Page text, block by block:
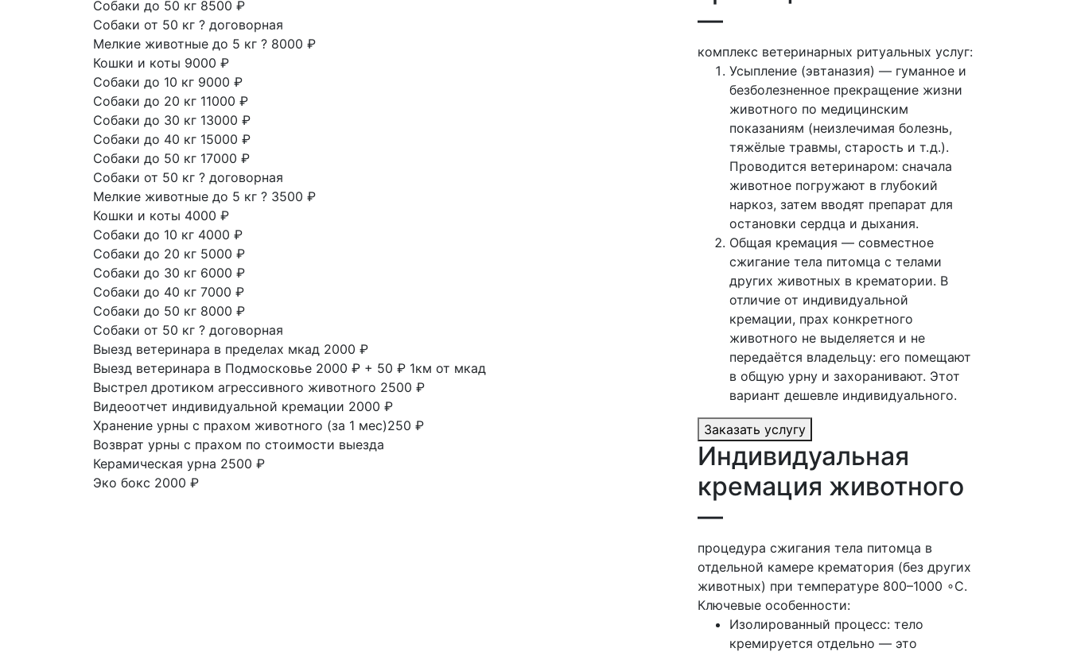
Собаки до 50 кг 8500 ₽
Собаки от 50 кг ? договорная
Мелкие животные до 5 кг ? 8000 ₽
Кошки и коты 9000 ₽
Собаки до 10 кг 9000 ₽
Собаки до 20 кг 11000 ₽
Собаки до 30 кг 13000 ₽
Собаки до 40 кг 15000 ₽
Собаки до 50 кг 17000 ₽
Собаки от 50 кг ? договорная
Мелкие животные до 5 кг ? 3500 ₽
Кошки и коты 4000 ₽
Собаки до 10 кг 4000 ₽
Собаки до 20 кг 5000 ₽
Собаки до 30 кг 6000 ₽
Собаки до 40 кг 7000 ₽
Собаки до 50 кг 8000 ₽
Собаки от 50 кг ? договорная
Выезд ветеринара в пределах мкад 2000 ₽
Выезд ветеринара в Подмосковье 2000 ₽ + 50 ₽ 1км от мкад
Выстрел дротиком агрессивного животного 2500 ₽
Видеоотчет индивидуальной кремации 2000 ₽
Хранение урны с прахом животного (за 1 мес)250 ₽
Возврат урны с прахом по стоимости выезда
Керамическая урна 2500 ₽
Эко бокс 2000 ₽
—
комплекс ветеринарных ритуальных услуг:
Усыпление (эвтаназия) — гуманное и
безболезненное прекращение жизни
животного по медицинским
показаниям (неизлечимая болезнь,
тяжёлые травмы, старость и т. д.).
Проводится ветеринаром: сначала
животное погружают в глубокий
наркоз, затем вводят препарат для
остановки сердца и дыхания.
Общая кремация — совместное
сжигание тела питомца с телами
других животных в крематории. В
отличие от индивидуальной
кремации, прах конкретного
животного не выделяется и не
передаётся владельцу: его помещают
в общую урну и захоранивают. Этот
вариант дешевле индивидуального.
Заказать услугу
Индивидуальная
кремация животного
—
процедура сжигания тела питомца в
отдельной камере крематория (без других
животных) при температуре 800–1000 ∘C.
Ключевые особенности:
Изолированный процесс: тело
кремируется отдельно — это